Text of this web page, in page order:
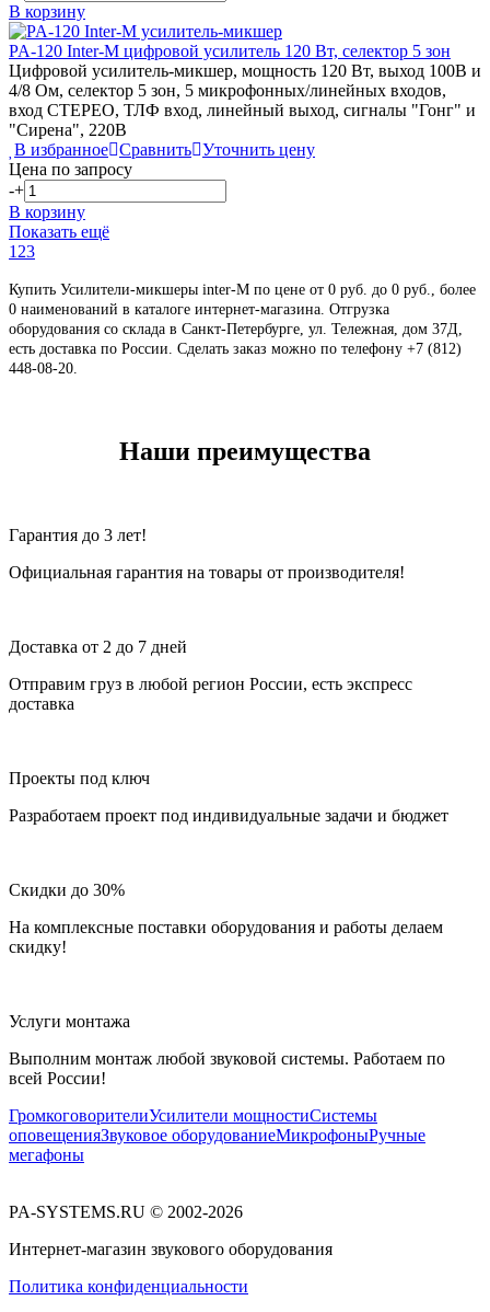
В корзину
PA-120 Inter-M цифровой усилитель 120 Вт, селектор 5 зон
Цифровой усилитель-микшер, мощность 120 Вт, выход 100В и
4/8 Ом, селектор 5 зон, 5 микрофонных/линейных входов,
вход СТЕРЕО, ТЛФ вход, линейный выход, сигналы "Гонг" и
"Сирена", 220В
В избранное Сравнить Уточнить цену
Цена по запросу
-+
В корзину
Показать ещё
1 23
Купить Усилители-микшеры inter-M по цене от 0 руб. до 0 руб., более
0 наименований в каталоге интернет-магазина. Отгрузка
оборудования со склада в Санкт-Петербурге, ул. Тележная, дом 37Д,
есть доставка по России. Сделать заказ можно по телефону +7 (812)
448-08-20
Наши преимущества
Гарантия до 3 лет!
Официальная гарантия на товары от производителя!
Доставка от 2 до 7 дней
Отправим груз в любой регион России, есть экспресс
доставка
Проекты под ключ
Разработаем проект под индивидуальные задачи и бюджет
Скидки до 30%
На комплексные поставки оборудования и работы делаем
скидку!
Услуги монтажа
Выполним монтаж любой звуковой системы. Работаем по
всей России!
ГромкоговорителиУсилители мощностиСистемы
оповещенияЗвуковое оборудованиеМикрофоныРучные
мегафоны
PA-SYSTEMS.RU © 2002-2026
Интернет-магазин звукового оборудования
Политика конфиденциальности